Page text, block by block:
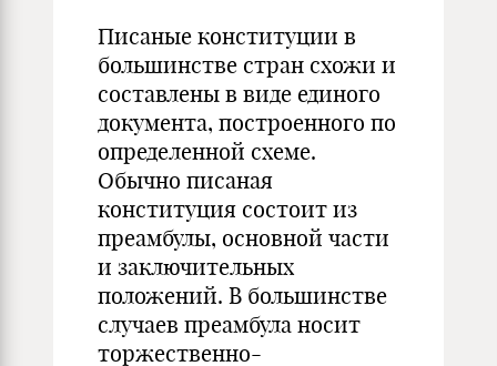
Писаные конституции в
большинстве стран схожи и
составлены в виде единого
документа, построенного по
определенной схеме.
Обычно писаная
конституция состоит из
преамбулы, основной части
и заключительных
положений. В большинстве
случаев преамбула носит
торжественно-